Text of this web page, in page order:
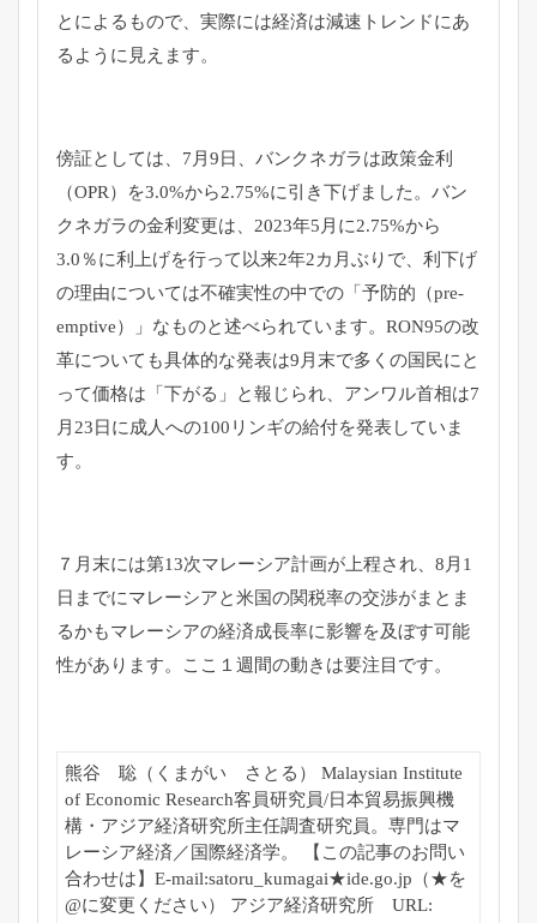
とによるもので、実際には経済は減速トレンドにあ
るように見えます。
傍証としては、7月9日、バンクネガラは政策金利
（OPR）を3.0%から2.75%に引き下げました。バン
クネガラの金利変更は、2023年5月に2.75%から
3.0％に利上げを行って以来2年2カ月ぶりで、利下げ
の理由については不確実性の中での「予防的（pre-
emptive）」なものと述べられています。RON95の改
革についても具体的な発表は9月末で多くの国民にと
って価格は「下がる」と報じられ、アンワル首相は7
月23日に成人への100リンギの給付を発表していま
す。
７月末には第13次マレーシア計画が上程され、8月1
日までにマレーシアと米国の関税率の交渉がまとま
るかもマレーシアの経済成長率に影響を及ぼす可能
性があります。ここ１週間の動きは要注目です。
熊谷 聡（くまがい さとる） Malaysian Institute
of Economic Research客員研究員/日本貿易振興機
構・アジア経済研究所主任調査研究員。専門はマ
レーシア経済／国際経済学。 【この記事のお問い
合わせは】E-mail:satoru_kumagai★ide.go.jp（★を
@に変更ください） アジア経済研究所 URL: